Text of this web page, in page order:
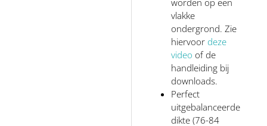
vlakke
ondergrond. Zie
hiervoor deze
video of de
handleiding bij
downloads.
Perfect
uitgebalanceerde
dikte (76-84